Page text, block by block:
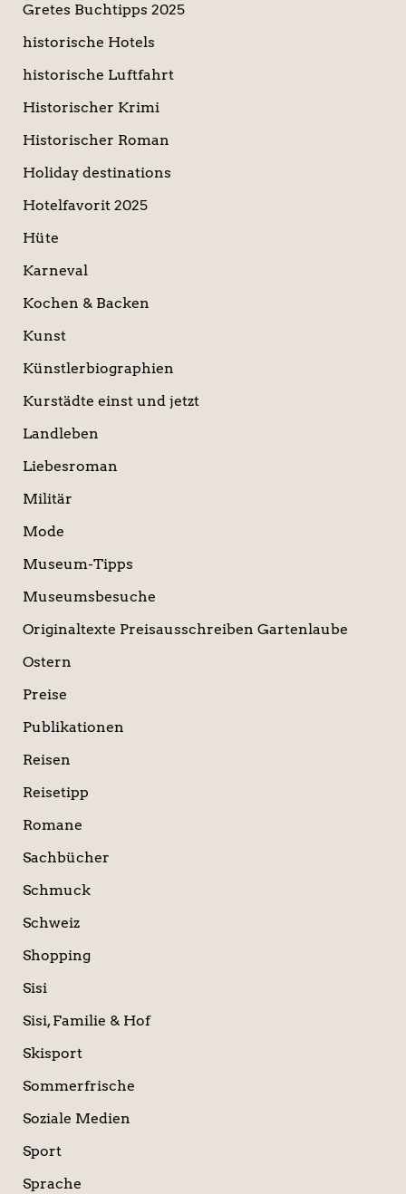
Gretes Buchtipps 2025
historische Hotels
historische Luftfahrt
Historischer Krimi
Historischer Roman
Holiday destinations
Hotelfavorit 2025
Hüte
Karneval
Kochen & Backen
Kunst
Künstlerbiographien
Kurstädte einst und jetzt
Landleben
Liebesroman
Militär
Mode
Museum-Tipps
Museumsbesuche
Originaltexte Preisausschreiben Gartenlaube
Ostern
Preise
Publikationen
Reisen
Reisetipp
Romane
Sachbücher
Schmuck
Schweiz
Shopping
Sisi
Sisi, Familie & Hof
Skisport
Sommerfrische
Soziale Medien
Sport
Sprache